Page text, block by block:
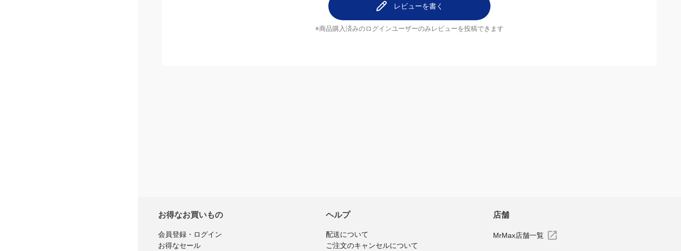
レビューを書く
※商品購入済みのログインユーザーのみ レビューを投稿できます
お得なお買いもの
会員登録・ログイン
お得なセール
ヘルプ
配送について
ご注文のキャンセルについて
店舗
MrMax店舗一覧